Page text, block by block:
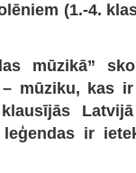
(1.-4.
mūzikā”
mūziku, kas
ir